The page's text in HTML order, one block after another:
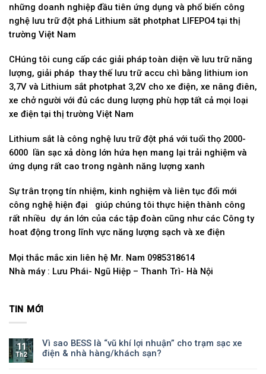
những doanh nghiệp đầu tiên ứng dụng và phổ biến công
nghệ lưu trữ đột phá Lithium săt photphat LIFEPO4 tại thị
trường Việt Nam
CHúng tôi cung cấp các giải pháp toàn diện về lưu trữ năng
lượng, giải pháp thay thế lưu trữ accu chì bằng lithium ion
3,7V và Lithium sắt photphat 3,2V cho xe điện, xe nâng điên,
xe chở người với đủ các dung lượng phù hợp tất cả mọi loại
xe điện tại thị trường Việt Nam
Lithium sắt là công nghệ lưu trữ đột phá với tuổi thọ 2000-
6000 lần sạc xả dòng lớn hứa hẹn mang lại trải nghiệm và
ứng dụng rất cao trong ngành năng lượng xanh
Sự trân trọng tín nhiệm, kinh nghiệm và liên tục đổi mới
công nghệ hiện đại giúp chúng tôi thực hiện thành công
rất nhiều dự án lớn của các tập đoàn cũng như các Công ty
hoat động trong lĩnh vực năng lượng sạch và xe điện
Mọi thắc mắc xin liên hệ Mr. Nam 0985318614
Nhà máy : Lưu Phái- Ngũ Hiệp – Thanh Trì- Hà Nội
TIN MỚI
11
Th2
Vì sao BESS là “vũ khí lợi nhuận” cho trạm sạc xe
điện & nhà hàng/khách sạn?